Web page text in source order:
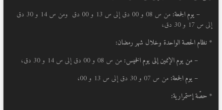
– يوم الجمعة:
من س 08 و 00 دق إلى س 13 و 00 دق ومن س 14 و 30 دق
إلى س 17 و 30 دق،
* نظام الحصة الواحدة وخلال شهر رمضان:
– من يوم الإثنين إلى يوم الخميس: من س 08 و 00 دق إلى س 14 و 30 دق،
– يوم الجمعة: من س 07 و 30 دق إلى س 13 و 00،
* حصّة إستمرارية: